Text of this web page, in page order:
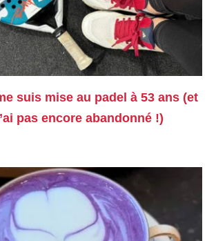
suis mise au padel à 53 ans (et
pas encore abandonné !)